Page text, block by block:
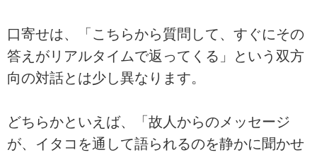
口寄せは、「こちらから質問して、すぐにその
答えがリアルタイムで返ってくる」という双方
向の対話とは少し異なります。
どちらかといえば、「故人からのメッセージ
が、イタコを通して語られるのを静かに聞かせ